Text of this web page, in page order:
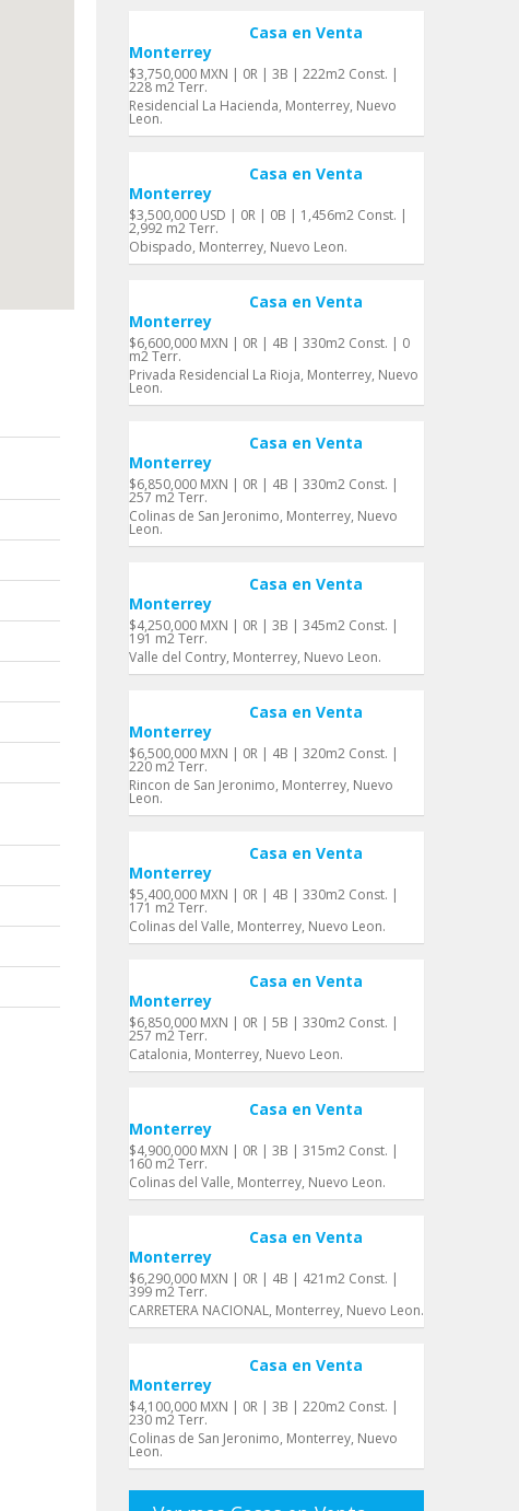
Casa en Venta
Monterrey
$3,750,000 MXN | 0R | 3B | 222m2 Const. |
228 m2 Terr.
Residencial La Hacienda, Monterrey, Nuevo
Leon.
Casa en Venta
Monterrey
$3,500,000 USD | 0R | 0B | 1,456m2 Const. |
2,992 m2 Terr.
Obispado, Monterrey, Nuevo Leon.
Casa en Venta
Monterrey
$6,600,000 MXN | 0R | 4B | 330m2 Const. | 0
m2 Terr.
Privada Residencial La Rioja, Monterrey, Nuevo
Leon.
Casa en Venta
Monterrey
$6,850,000 MXN | 0R | 4B | 330m2 Const. |
257 m2 Terr.
Colinas de San Jeronimo, Monterrey, Nuevo
Leon.
Casa en Venta
Monterrey
$4,250,000 MXN | 0R | 3B | 345m2 Const. |
191 m2 Terr.
Valle del Contry, Monterrey, Nuevo Leon.
Casa en Venta
Monterrey
$6,500,000 MXN | 0R | 4B | 320m2 Const. |
220 m2 Terr.
Rincon de San Jeronimo, Monterrey, Nuevo
Leon.
Casa en Venta
Monterrey
$5,400,000 MXN | 0R | 4B | 330m2 Const. |
171 m2 Terr.
Colinas del Valle, Monterrey, Nuevo Leon.
Casa en Venta
Monterrey
$6,850,000 MXN | 0R | 5B | 330m2 Const. |
257 m2 Terr.
Catalonia, Monterrey, Nuevo Leon.
Casa en Venta
Monterrey
$4,900,000 MXN | 0R | 3B | 315m2 Const. |
160 m2 Terr.
Colinas del Valle, Monterrey, Nuevo Leon.
Casa en Venta
Monterrey
$6,290,000 MXN | 0R | 4B | 421m2 Const. |
399 m2 Terr.
CARRETERA NACIONAL, Monterrey, Nuevo Leon.
Casa en Venta
Monterrey
$4,100,000 MXN | 0R | 3B | 220m2 Const. |
230 m2 Terr.
Colinas de San Jeronimo, Monterrey, Nuevo
Leon.